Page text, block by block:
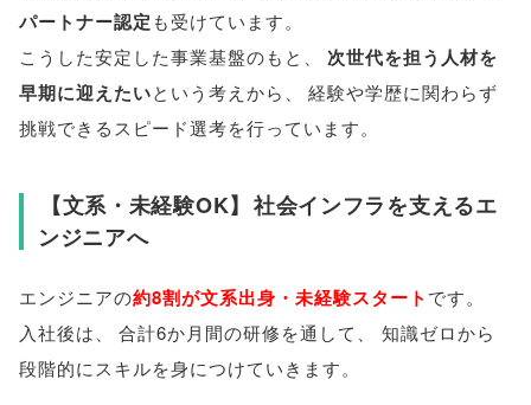
パートナー認定 も受けています。
こうした安定した事業基盤のもと
次世代を担う人材を
早期に迎えたいという考えから
経験や学歴に関わらず
挑戦できるスピード選考を行っています。
【文系・未経験OK】 社会インフラを支えるエ
ンジニアへ
エンジニアの約8割が文系出身・未経験スタート です。
入社後は
合計6か月間の研修を通して
知識ゼロから
段階的にスキルを身につけていきます。